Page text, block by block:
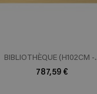
BIBLIOTHÈQUE (H102CM -
787,59 €